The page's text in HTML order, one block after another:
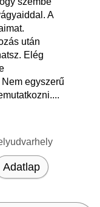
A
után
Elég
egyszerű
Adatlap